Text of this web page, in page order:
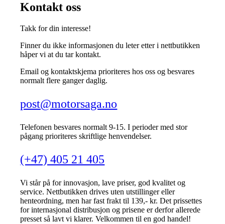
Kontakt oss
Takk for din interesse!
Finner du ikke informasjonen du leter etter i nettbutikken
håper vi at du tar kontakt.
Email og kontaktskjema prioriteres hos oss og besvares
normalt flere ganger daglig.
post@motorsaga.no
Telefonen besvares normalt 9-15. I perioder med stor
pågang prioriteres skriftlige henvendelser.
(+47) 405 21 405
Vi står på for innovasjon, lave priser, god kvalitet og
service. Nettbutikken drives uten utstillinger eller
henteordning, men har fast frakt til 139,- kr. Det prissettes
for internasjonal distribusjon og prisene er derfor allerede
presset så lavt vi klarer. Velkommen til en god handel!